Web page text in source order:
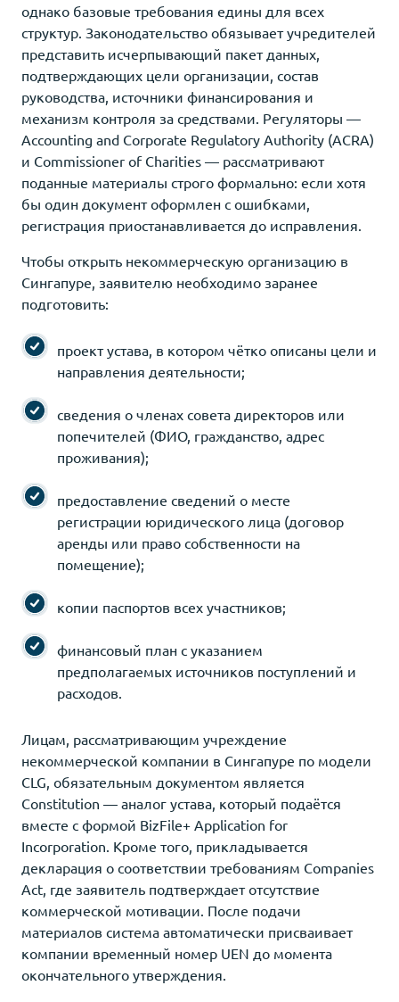
однако базовые требования едины для всех
структур. Законодательство обязывает учредителей
представить исчерпывающий пакет данных,
подтверждающих цели организации, состав
руководства, источники финансирования и
механизм контроля за средствами. Регуляторы —
Accounting and Corporate Regulatory Authority (ACRA)
и Commissioner of Charities — рассматривают
поданные материалы строго формально: если хотя
бы один документ оформлен с ошибками,
регистрация приостанавливается до исправления.
Чтобы открыть некоммерческую организацию в
Сингапуре, заявителю необходимо заранее
подготовить:
проект устава, в котором чётко описаны цели и
направления деятельности;
сведения о членах совета директоров или
попечителей (ФИО, гражданство, адрес
проживания);
предоставление сведений о месте
регистрации юридического лица (договор
аренды или право собственности на
помещение);
копии паспортов всех участников;
финансовый план с указанием
предполагаемых источников поступлений и
расходов.
Лицам, рассматривающим учреждение
некоммерческой компании в Сингапуре по модели
CLG, обязательным документом является
Constitution — аналог устава, который подаётся
вместе с формой BizFile+ Application for
Incorporation. Кроме того, прикладывается
декларация о соответствии требованиям Companies
Act, где заявитель подтверждает отсутствие
коммерческой мотивации. После подачи
материалов система автоматически присваивает
компании временный номер UEN до момента
окончательного утверждения.